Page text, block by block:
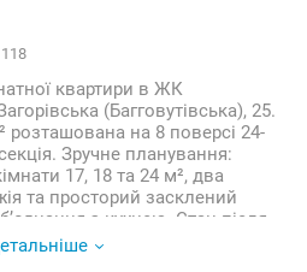
118
квартири в ЖК
(Багговутівська), 25.
на 8 поверсі 24-
Зручне планування:
17, 18 та 24 м², два
та просторий засклений
з кухнею. Стан після
машинна штукатурка